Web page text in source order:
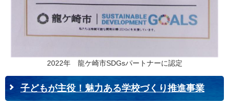
2022年 龍ケ崎市SDGsパートナーに認定
子どもが主役！魅力ある学校づくり推進事業